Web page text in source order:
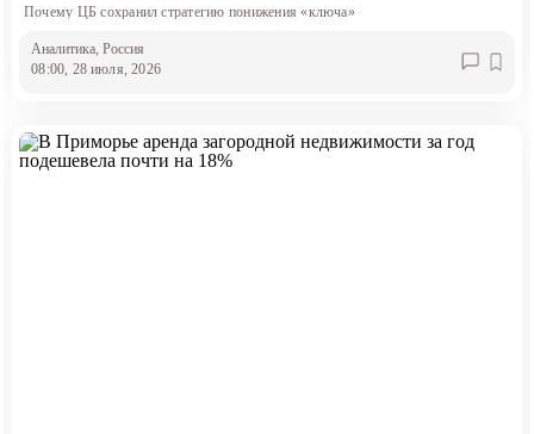
Почему ЦБ сохранил стратегию понижения «ключа»
Аналитика, Россия
08:00, 28 июля, 2026